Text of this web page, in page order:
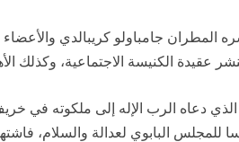
المطران جامباولو كريبالدي
الكنيسة الاجتماعية، وكذلك
للمجلس البابوي لعدالة والسلام،